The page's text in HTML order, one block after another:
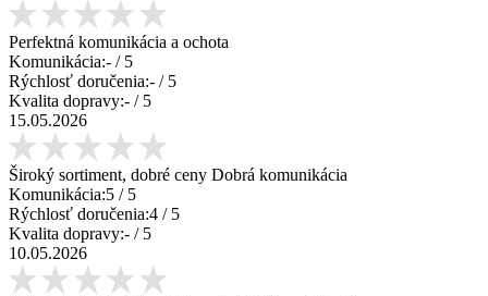
Perfektná komunikácia a ochota
Komunikácia:- / 5
Rýchlosť doručenia:- / 5
Kvalita dopravy:- / 5
15.05.2026
Široký sortiment, dobré ceny Dobrá komunikácia
Komunikácia:5 / 5
Rýchlosť doručenia:4 / 5
Kvalita dopravy:- / 5
10.05.2026